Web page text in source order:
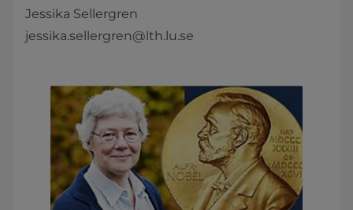
Jessika Sellergren
jessika.sellergren@lth.lu.se